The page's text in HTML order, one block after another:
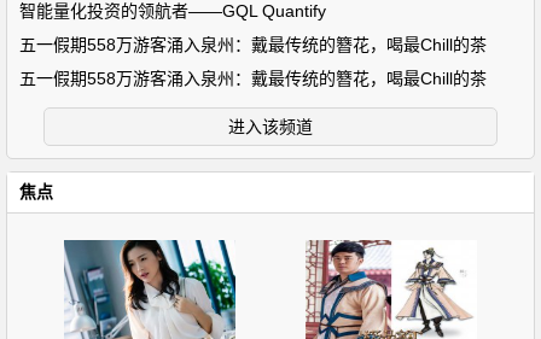
智能量化投资的领航者——GQL Quantify
五一假期558万游客涌入泉州：戴最传统的簪花，喝最Chill的茶
五一假期558万游客涌入泉州：戴最传统的簪花，喝最Chill的茶
进入该频道
焦点